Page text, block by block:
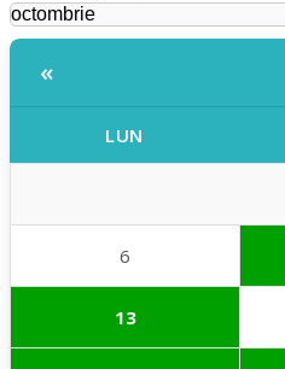
«
LUN
6
13